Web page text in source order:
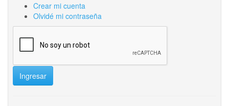
Crear mi cuenta
Olvidé mi contraseña
Ingresar